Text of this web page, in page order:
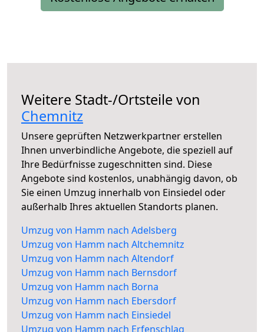
Weitere Stadt-/Ortsteile von
Chemnitz
Unsere geprüften Netzwerkpartner erstellen
Ihnen unverbindliche Angebote, die speziell auf
Ihre Bedürfnisse zugeschnitten sind. Diese
Angebote sind kostenlos, unabhängig davon, ob
Sie einen Umzug innerhalb von Einsiedel oder
außerhalb Ihres aktuellen Standorts planen.
Umzug von Hamm nach Adelsberg
Umzug von Hamm nach Altchemnitz
Umzug von Hamm nach Altendorf
Umzug von Hamm nach Bernsdorf
Umzug von Hamm nach Borna
Umzug von Hamm nach Ebersdorf
Umzug von Hamm nach Einsiedel
Umzug von Hamm nach Erfenschlag